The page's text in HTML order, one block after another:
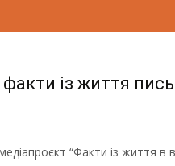
із життя
“Факти із